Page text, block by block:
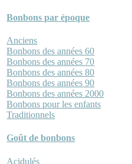
Bonbons par époque
Anciens
Bonbons des années 60
Bonbons des années 70
Bonbons des années 80
Bonbons des années 90
Bonbons des années 2000
Bonbons pour les enfants
Traditionnels
Goût de bonbons
Acidulés